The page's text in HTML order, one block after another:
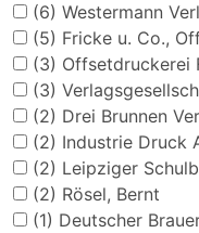
(6) Westermann
(5) Fricke u. Co.,
(3) Offsetdruckerei
(3)
(2) Drei Brunnen
(2) Industrie Druck
(2) Leipziger
(2) Rösel, Bernt
(1) Deutscher